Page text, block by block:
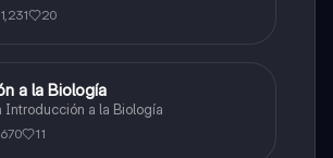
1,231 20
a la Biología
Introducción a la Biología
670 11